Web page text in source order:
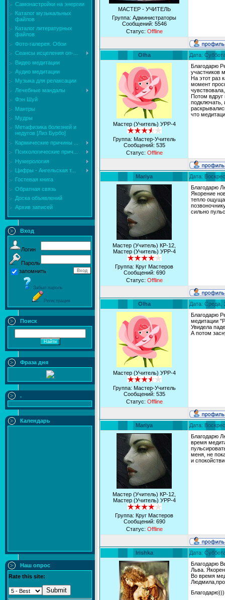
Самонастройки на энергии
Каталог музыкальных
файлов
Каталог литературных
файлов
Фото-галерея. Обои
Сеансы исцеления on-...
Видео медитации
Аудио медитации
Музыка для релаксации
Лечебные мандалы
Фэн Шуй
Мантры
Мудры
Mетафизика болезней и
недугов [Лиз Бурбо]
Кармические причины ...
Психологические прич...
Нумерология
Цифры - Ангельская т...
Гостевая книга
Обратная связь
Доска объявлений
Архив записей
Вход
Логин
Пароль
запомнить
Забыл пароль
Регистрация
Поиск
Фраза дня
.
Календарь
Наш опрос
Rate this site:
Submit
МАСТЕР - УЧИТЕЛЬ
Группа: Администраторы
Сообщений: 5546
Статус: Offline
Olha Дата:
Мастер (Учитель) УРР-4
Группа: Мастер-Учитель
Сообщений: 535
Статус: Offline
Благодарю
участников
На этот раз
момент
Потом вдруг
подключать,
что
Mariya Дата:
Мастер (Учитель) КР-12,
Мастер (Учитель) УРР-4
Группа: Круг Мастеров
Сообщений: 690
Статус: Offline
Благодарю
Якорение
тепло
сильно
Olha Дата: Среда,
Мастер (Учитель) УРР-4
Группа: Мастер-Учитель
Сообщений: 535
Статус: Offline
Благодарю
медитации
Увидела
А потом
Mariya Дата:
Мастер (Учитель) КР-12,
Мастер (Учитель) УРР-4
Группа: Круг Мастеров
Сообщений: 690
Статус: Offline
Благодарю
время
меня, не
и
Irishka Дата:
Благодарю
Льва.
Во время